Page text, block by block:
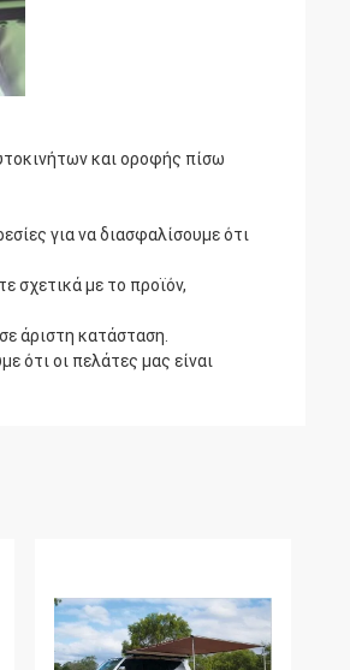
και οροφής πίσω
για να διασφαλίσουμε ότι
σχετικά με το προϊόν,
άριστη κατάσταση.
ότι οι πελάτες μας είναι